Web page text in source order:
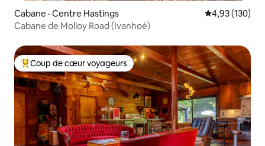
Cabane · Centre Hastings Note
4,93 (130)
Cabane de Molloy Road (Ivanhoé)
Coup de cœur voyageurs parmi les plus aimés
Coup de cœur voyageurs